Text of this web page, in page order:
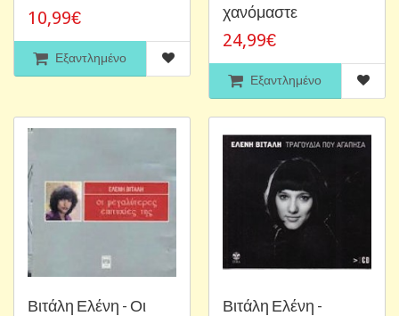
10,99€
Εξαντλημένο
χανόμαστε
24,99€
Εξαντλημένο
Βιτάλη Ελένη - Οι
Βιτάλη Ελένη -